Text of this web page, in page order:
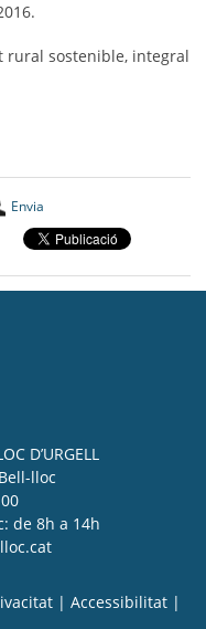
rural sostenible, integral
Envia
D’URGELL
lloc
de 8h a 14h
| Accessibilitat |